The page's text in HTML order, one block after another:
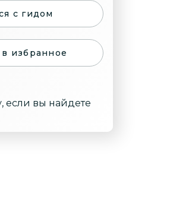
с гидом
избранное
если вы найдете